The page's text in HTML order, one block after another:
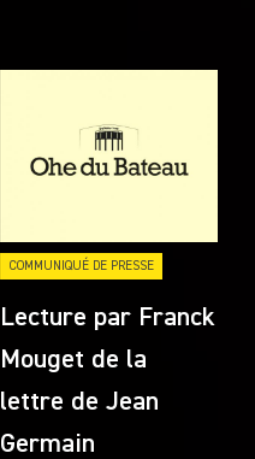
COMMUNIQUÉ DE PRESSE
Lecture par Franck
Mouget de la
lettre de Jean
Germain